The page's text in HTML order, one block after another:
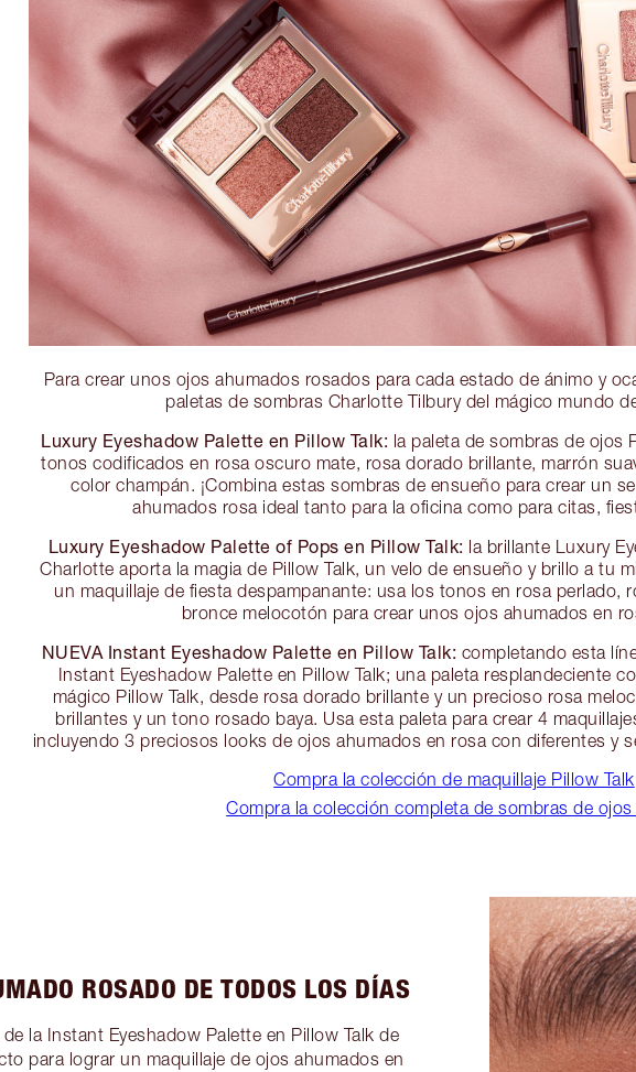
Para crear unos ojos ahumados rosados para cada estado de ánimo y
paletas de sombras Charlotte Tilbury del mágico mundo de
Luxury Eyeshadow Palette en Pillow Talk: la paleta de sombras de ojos
tonos codificados en rosa oscuro mate, rosa dorado brillante, marrón
color champán. ¡Combina estas sombras de ensueño para crear un
ahumados rosa ideal tanto para la oficina como para citas,
Luxury Eyeshadow Palette of Pops en Pillow Talk: la brillante Luxury
Charlotte aporta la magia de Pillow Talk, un velo de ensueño y brillo a tu
un maquillaje de fiesta despampanante: usa los tonos en rosa perlado,
bronce melocotón para crear unos ojos ahumados en
NUEVA Instant Eyeshadow Palette en Pillow Talk: completando esta
Instant Eyeshadow Palette en Pillow Talk; una paleta resplandeciente
mágico Pillow Talk, desde rosa dorado brillante y un precioso rosa
brillantes y un tono rosado baya. Usa esta paleta para crear 4
incluyendo 3 preciosos looks de ojos ahumados en rosa con diferentes y
Compra la colección de maquillaje Pillow Talk
Compra la colección completa de sombras de ojos
ROSADO DE TODOS LOS DÍAS
la Instant Eyeshadow Palette en Pillow Talk de
para lograr un maquillaje de ojos ahumados en